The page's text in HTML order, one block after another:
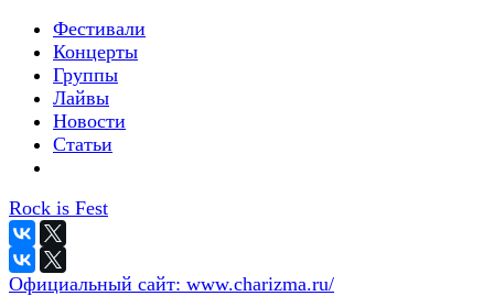
Фестивали
Концерты
Группы
Лайвы
Новости
Статьи
Rock is Fest
Официальный сайт: www.charizma.ru/